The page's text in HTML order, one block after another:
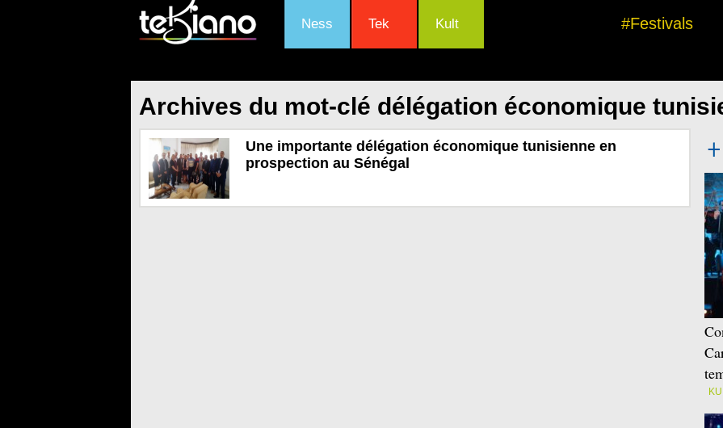
Ness Tek Kult #Festivals
Archives du mot-clé délégation économique
Une importante délégation économique tunisienne en
prospection au Sénégal